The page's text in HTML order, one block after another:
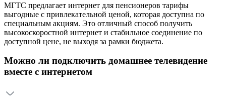
МГТС предлагает интернет для пенсионеров тарифы
выгодные с привлекательной ценой, которая доступна по
специальным акциям. Это отличный способ получить
высокоскоростной интернет и стабильное соединение по
доступной цене, не выходя за рамки бюджета.
Можно ли подключить домашнее телевидение
вместе с интернетом